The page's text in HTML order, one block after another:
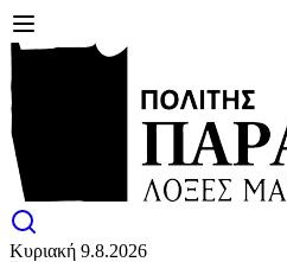
Κυριακή 9.8.2026